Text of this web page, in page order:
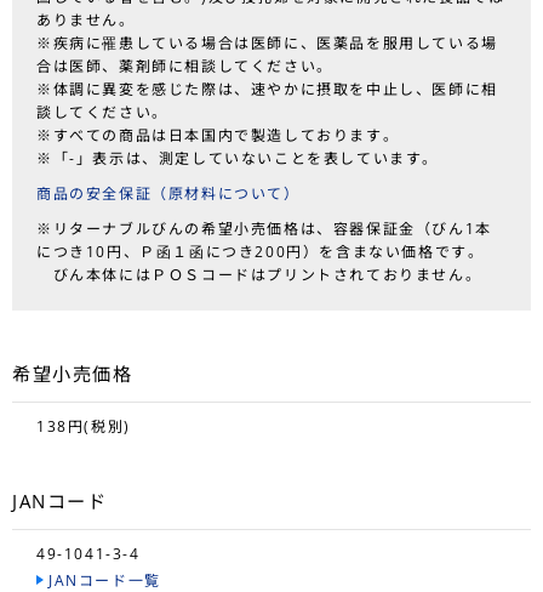
ありません。
※疾病に罹患している場合は医師に、医薬品を服用している場
合は医師、薬剤師に相談してください。
※体調に異変を感じた際は、速やかに摂取を中止し、医師に相
談してください。
※すべての商品は日本国内で製造しております。
※「-」表示は、測定していないことを表しています。
商品の安全保証（原材料について）
※リターナブルびんの希望小売価格は、容器保証金（びん1本
につき10円、Ｐ函１函につき200円）を含まない価格です。
びん本体にはＰＯＳコードはプリントされておりません。
希望小売価格
138円(税別)
JANコード
49-1041-3-4
JANコード一覧